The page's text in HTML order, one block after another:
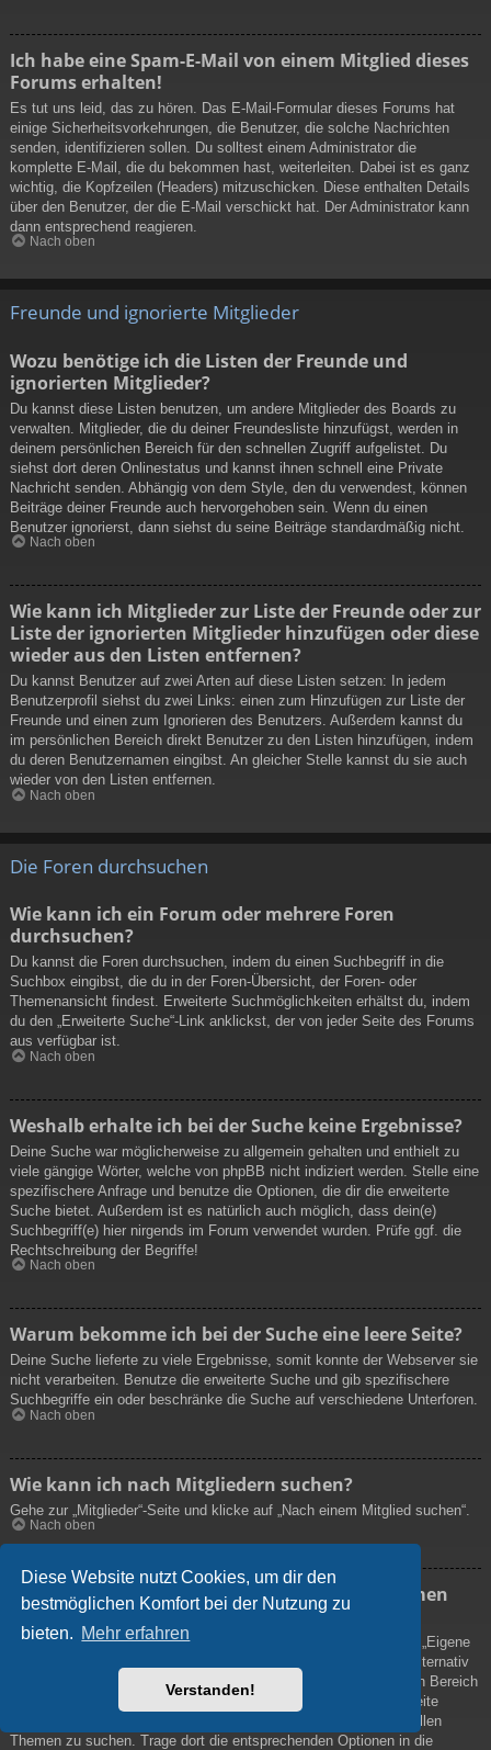
Diese Website nutzt Cookies, um dir den
bestmöglichen Komfort bei der Nutzung zu
bieten. Mehr erfahren
Verstanden!
Ich habe eine Spam-E-Mail von einem Mitglied dieses
Forums erhalten!
Es tut uns leid, das zu hören. Das E-Mail-Formular dieses Forums hat
einige Sicherheitsvorkehrungen, die Benutzer, die solche Nachrichten
senden, identifizieren sollen. Du solltest einem Administrator die
komplette E-Mail, die du bekommen hast, weiterleiten. Dabei ist es ganz
wichtig, die Kopfzeilen (Headers) mitzuschicken. Diese enthalten Details
über den Benutzer, der die E-Mail verschickt hat. Der Administrator kann
dann entsprechend reagieren.
Nach oben
Freunde und ignorierte Mitglieder
Wozu benötige ich die Listen der Freunde und
ignorierten Mitglieder?
Du kannst diese Listen benutzen, um andere Mitglieder des Boards zu
verwalten. Mitglieder, die du deiner Freundesliste hinzufügst, werden in
deinem persönlichen Bereich für den schnellen Zugriff aufgelistet. Du
siehst dort deren Onlinestatus und kannst ihnen schnell eine Private
Nachricht senden. Abhängig von dem Style, den du verwendest, können
Beiträge deiner Freunde auch hervorgehoben sein. Wenn du einen
Benutzer ignorierst, dann siehst du seine Beiträge standardmäßig nicht.
Nach oben
Wie kann ich Mitglieder zur Liste der Freunde oder zur
Liste der ignorierten Mitglieder hinzufügen oder diese
wieder aus den Listen entfernen?
Du kannst Benutzer auf zwei Arten auf diese Listen setzen: In jedem
Benutzerprofil siehst du zwei Links: einen zum Hinzufügen zur Liste der
Freunde und einen zum Ignorieren des Benutzers. Außerdem kannst du
im persönlichen Bereich direkt Benutzer zu den Listen hinzufügen, indem
du deren Benutzernamen eingibst. An gleicher Stelle kannst du sie auch
wieder von den Listen entfernen.
Nach oben
Die Foren durchsuchen
Wie kann ich ein Forum oder mehrere Foren
durchsuchen?
Du kannst die Foren durchsuchen, indem du einen Suchbegriff in die
Suchbox eingibst, die du in der Foren-Übersicht, der Foren- oder
Themenansicht findest. Erweiterte Suchmöglichkeiten erhältst du, indem
du den „Erweiterte Suche“-Link anklickst, der von jeder Seite des Forums
aus verfügbar ist.
Nach oben
Weshalb erhalte ich bei der Suche keine Ergebnisse?
Deine Suche war möglicherweise zu allgemein gehalten und enthielt zu
viele gängige Wörter, welche von phpBB nicht indiziert werden. Stelle eine
spezifischere Anfrage und benutze die Optionen, die dir die erweiterte
Suche bietet. Außerdem ist es natürlich auch möglich, dass dein(e)
Suchbegriff(e) hier nirgends im Forum verwendet wurden. Prüfe ggf. die
Rechtschreibung der Begriffe!
Nach oben
Warum bekomme ich bei der Suche eine leere Seite?
Deine Suche lieferte zu viele Ergebnisse, somit konnte der Webserver sie
nicht verarbeiten. Benutze die erweiterte Suche und gib spezifischere
Suchbegriffe ein oder beschränke die Suche auf verschiedene Unterforen.
Nach oben
Wie kann ich nach Mitgliedern suchen?
Gehe zur „Mitglieder“-Seite und klicke auf „Nach einem Mitglied suchen“.
Nach oben
Wie kann ich meine eigenen Beiträge und Themen
finden?
Deine eigenen Beiträge kannst du dir anzeigen lassen, indem du „Eigene
Beiträge“ im Schnellzugriff oben auf der Boardseite auswählst. Alternativ
kannst du auch „Deine Beiträge anzeigen“ in deinem persönlichen Bereich
oder „Beiträge des Benutzers suchen“ auf deiner eigenen Profilseite
verwenden. Benutze die erweiterte Suche, um nach von dir erstellen
Themen zu suchen. Trage dort die entsprechenden Optionen in die